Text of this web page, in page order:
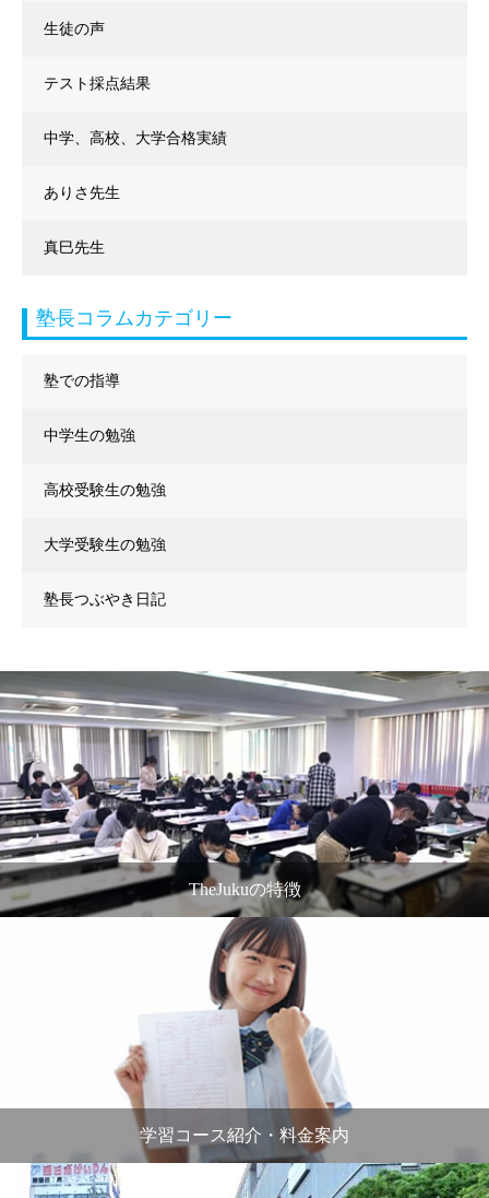
生徒の声
テスト採点結果
中学、高校、大学合格実績
ありさ先生
真巳先生
塾長コラムカテゴリー
塾での指導
中学生の勉強
高校受験生の勉強
大学受験生の勉強
塾長つぶやき日記
TheJukuの特徴
学習コース紹介・料金案内